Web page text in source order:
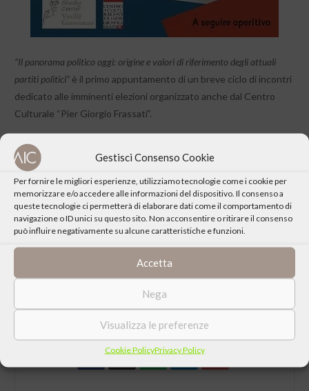
Gestisci Consenso Cookie
Per fornire le migliori esperienze, utilizziamo tecnologie come i cookie per
memorizzare e/o accedere alle informazioni del dispositivo. Il consenso a
queste tecnologie ci permetterà di elaborare dati come il comportamento di
navigazione o ID unici su questo sito. Non acconsentire o ritirare il consenso
può influire negativamente su alcune caratteristiche e funzioni.
Accetta
Nega
Visualizza le preferenze
Cookie PolicyPrivacy Policy
“Il panorama politico oggi: origine e valori di riferimento degli attuali
partiti politici” è il primo appuntamento di un breve ciclo di incontri
dedicato alle imminenti elezioni organizzato anche dal Centro
Culturale “Pier Giorgio Frassati”.
Introduce
Cristina Zeni, I.I.S. Einstein di Torino
Interviene
Giorgio Bruno, Liceo Valsalice di Torino
CONDIVIDI QUESTO EVENTO